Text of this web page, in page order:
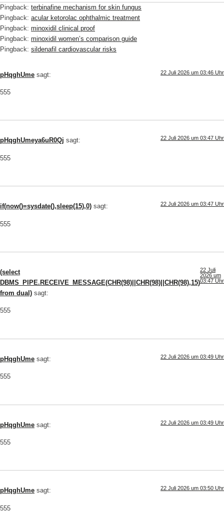
Pingback: terbinafine mechanism for skin fungus
Pingback: acular ketorolac ophthalmic treatment
Pingback: minoxidil clinical proof
Pingback: minoxidil women’s comparison guide
Pingback: sildenafil cardiovascular risks
pHqghUme sagt: 22 Juli 2026 um 03:46 Uhr
555
pHqghUmeya6uR0Qj sagt: 22 Juli 2026 um 03:47 Uhr
555
if(now()=sysdate(),sleep(15),0) sagt: 22 Juli 2026 um 03:47 Uhr
555
(select
DBMS_PIPE.RECEIVE_MESSAGE(CHR(98)||CHR(98)||CHR(98),15)
from dual) sagt:
22 Juli
2026 um
03:47 Uhr
555
pHqghUme sagt: 22 Juli 2026 um 03:49 Uhr
555
pHqghUme sagt: 22 Juli 2026 um 03:49 Uhr
555
pHqghUme sagt: 22 Juli 2026 um 03:50 Uhr
555